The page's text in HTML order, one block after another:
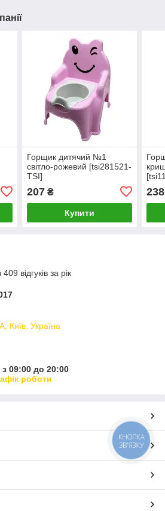
Горщик дитячий №1
світло-рожевий [tsi281521-
TSI]
207₴
Купити
238
відгуків за рік
Київ, Україна
09:00 до 20:00
роботи
КНОПКА
ЗВ'ЯЗКУ